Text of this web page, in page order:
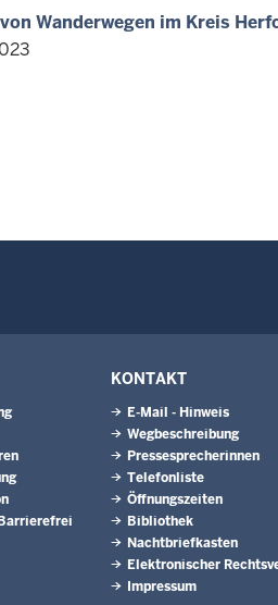
Wanderwegen im Kreis
KONTAKT
E-Mail - Hinweis
Wegbeschreibung
Pressesprecherinnen
Telefonliste
Öffnungszeiten
Bibliothek
Nachtbriefkasten
Elektronischer
Impressum